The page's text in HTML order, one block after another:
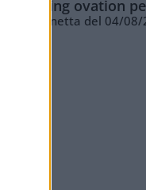
La standing ovation
Vignetta del 04/